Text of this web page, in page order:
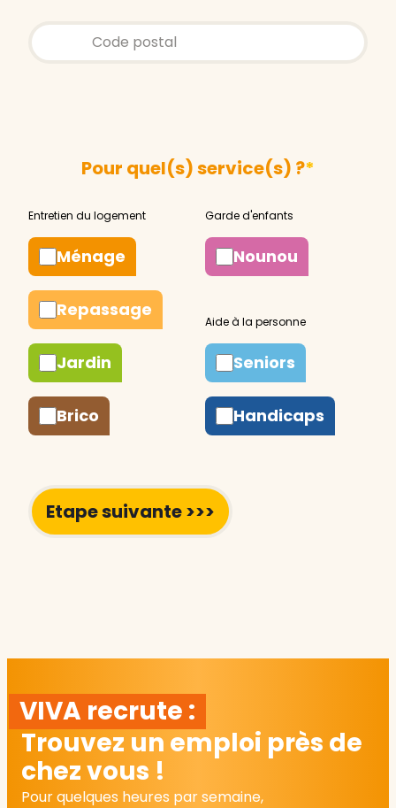
Store locator global - Autocompletion
Rechercher
Pour quel(s) service(s) ?*
Ménage
Repassage
Jardin
Brico
Nounou
Seniors
Handicaps
VIVA recrute :
Trouvez un emploi près de
chez vous !
Pour quelques heures par semaine,